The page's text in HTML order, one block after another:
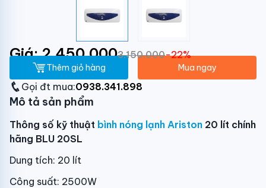
Giá: 2.450.0003.150.000-22%
Thêm giỏ hàng Mua ngay
Gọi đt mua:0938.341.898
Mô tả sản phẩm
Thông số kỹ thuật bình nóng lạnh Ariston 20 lít chính
hãng BLU 20SL
Dung tích: 20 lít
Công suất: 2500W